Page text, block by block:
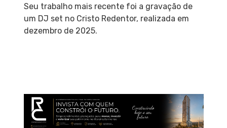
Seu trabalho mais recente foi a gravação de
um DJ set no Cristo Redentor, realizada em
dezembro de 2025.